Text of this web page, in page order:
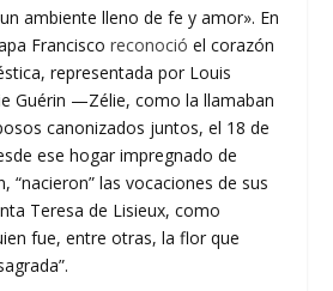
ambiente lleno de fe y amor». En
Franciscoreconoció el corazón
representada por Louis
Guérin —Zélie, como la llamaban
canonizados juntos, el 18 de
ese hogar impregnado de
“nacieron” las vocaciones de sus
Teresa de Lisieux, como
fue, entre otras, la flor que